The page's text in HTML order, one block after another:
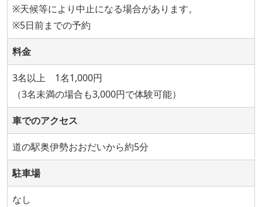
※天候等により中止になる場合があります。
※5日前までの予約
料金
3名以上 1名1,000円
（3名未満の場合も3,000円で体験可能）
車でのアクセス
道の駅奥伊勢おおだいから約5分
駐車場
なし